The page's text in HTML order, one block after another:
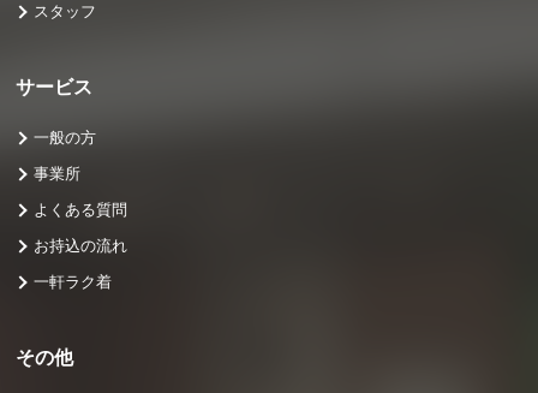
スタッフ
サービス
一般の方
事業所
よくある質問
お持込の流れ
一軒ラク着
その他